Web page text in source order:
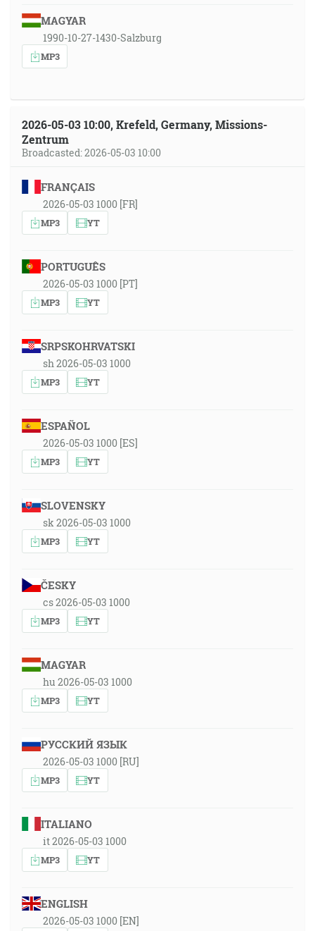
MAGYAR
1990-10-27-1430-Salzburg
MP3
2026-05-03 10:00, Krefeld, Germany, Missions-
Zentrum
Broadcasted: 2026-05-03 10:00
FRANÇAIS
2026-05-03 1000 [FR]
MP3 YT
PORTUGUÊS
2026-05-03 1000 [PT]
MP3 YT
SRPSKOHRVATSKI
sh 2026-05-03 1000
MP3 YT
ESPAÑOL
2026-05-03 1000 [ES]
MP3 YT
SLOVENSKY
sk 2026-05-03 1000
MP3 YT
ČESKY
cs 2026-05-03 1000
MP3 YT
MAGYAR
hu 2026-05-03 1000
MP3 YT
РУССКИЙ ЯЗЫК
2026-05-03 1000 [RU]
MP3 YT
ITALIANO
it 2026-05-03 1000
MP3 YT
ENGLISH
2026-05-03 1000 [EN]